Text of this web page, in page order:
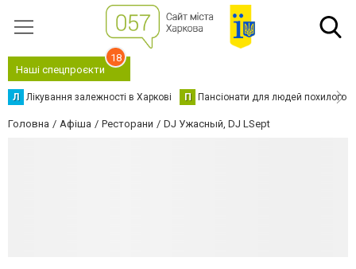
Наші спецпроєкти
18
Л Лікування залежності в Харкові П Пансіонати для людей похилого
Головна Афіша Ресторани DJ Ужасный, DJ LSept